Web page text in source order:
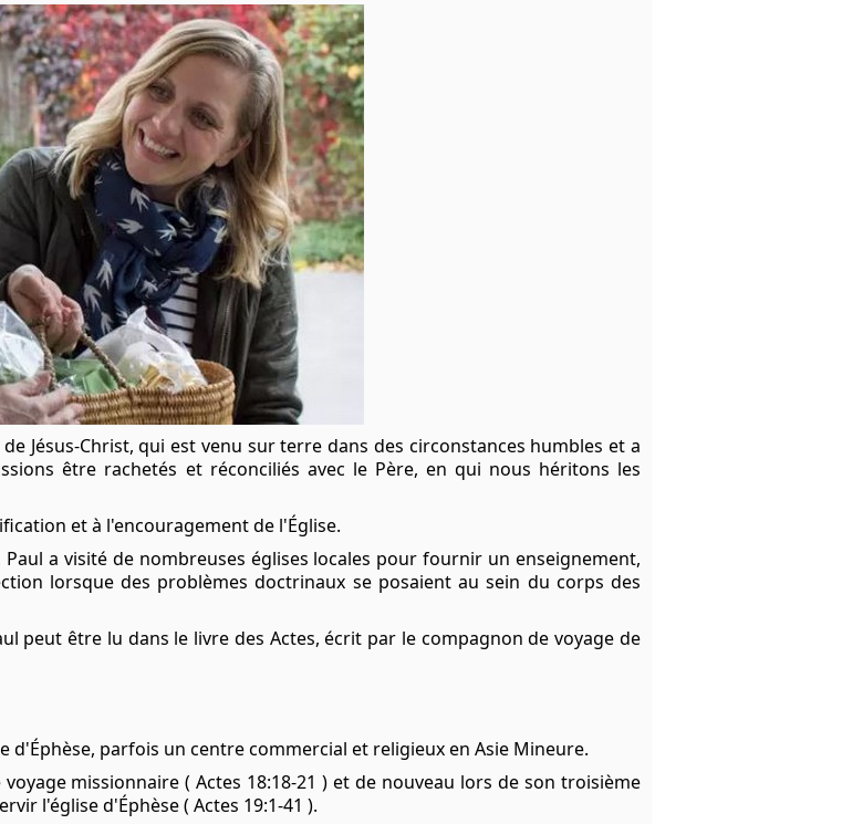
Jésus-Christ, qui est venu sur terre dans des circonstances humbles et a
être rachetés et réconciliés avec le Père, en qui nous héritons les
et à l'encouragement de l'Église.
a visité de nombreuses églises locales pour fournir un enseignement,
lorsque des problèmes doctrinaux se posaient au sein du corps des
peut être lu dans le livre des Actes, écrit par le compagnon de voyage de
d'Éphèse, parfois un centre commercial et religieux en Asie Mineure.
missionnaire ( Actes 18:18-21 ) et de nouveau lors de son troisième
l'église d'Éphèse ( Actes 19:1-41 ).